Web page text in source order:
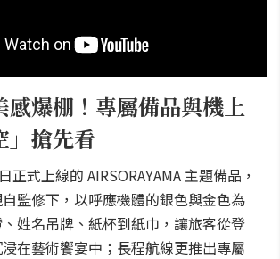
感爆棚！專屬備品與機上
」搶先看
正式上線的 AIRSORAYAMA 主題備品，
監修下，以呼應機體的銀色與金色為
姓名吊牌、紙杯到紙巾，讓旅客從登
在藝術饗宴中；長程航線更推出專屬